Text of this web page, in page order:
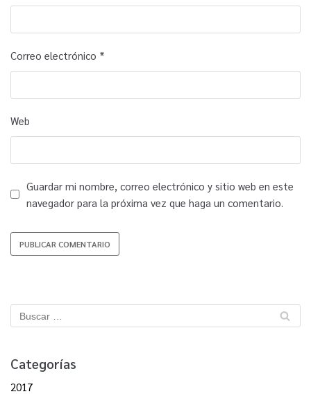
Correo electrónico *
Web
Guardar mi nombre, correo electrónico y sitio web en este
navegador para la próxima vez que haga un comentario.
Categorías
2017